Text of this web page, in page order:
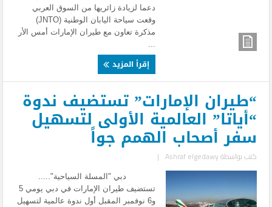
دعما لزيادة زائريها من السوق العربي
وقعت سياحة اليابان الوطنية (JNTO)
مذكرة تعاون مع طيران الإمارات أمس الأر
إقرأ المزيد
“طيران الإمارات” تستضيف ندوة
“أياتا” العالمية الأولى لتسهيل
سفر أصحاب الهمم جواً
كتب بواسطةAshraf elgedawy
|
دبي "المسلة السياحية".....
تستضيف طيران الإمارات في دبي يومي 5
و6 نوفمبر المقبل أول ندوة عالمية لتسهيل